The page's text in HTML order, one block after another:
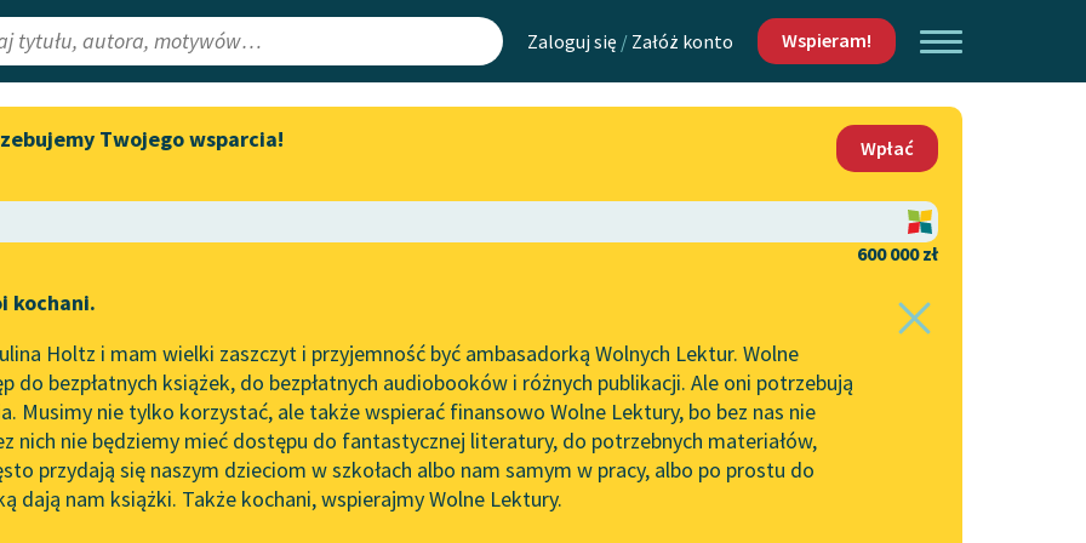
Zaloguj się / Załóż konto Wspieram!
Lektury
redakcyjne
Aktualności
„Prokurator Alicja Horn” do
literatury skandynawskiej
Spotkanie z Katarzyną Tunkiel
w Oslo
102. lata temu zmarł Joseph
Conrad
Mapa Wolnych Lektur
Leśmianator
API
OAI-PMH
Widget Wolnych Lektur
Kontakt
O projekcie
Zasady wykorzystania
Wolnych Lektur
Logotypy
Materiały promocyjne
Twojego wsparcia!
Wpłać
600 000 zł
kochani.
Holtz i mam wielki zaszczyt i przyjemność być ambasadorką Wolnych Lektur. Wolne
do bezpłatnych książek, do bezpłatnych audiobooków i różnych publikacji. Ale oni potrzebują
Musimy nie tylko korzystać, ale także wspierać finansowo Wolne Lektury, bo bez nas nie
nich nie będziemy mieć dostępu do fantastycznej literatury, do potrzebnych materiałów,
przydają się naszym dzieciom w szkołach albo nam samym w pracy, albo po prostu do
dają nam książki. Także kochani, wspierajmy Wolne Lektury.
Leśmian
Buddy